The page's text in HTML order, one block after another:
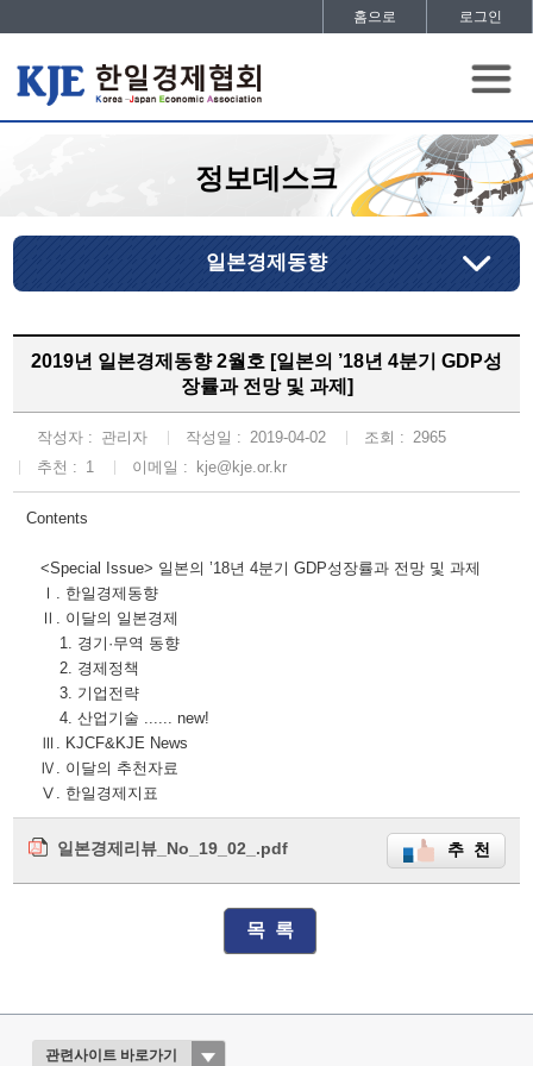
홈으로 로그인
정보데스크
일본경제동향
2019년 일본경제동향 2월호 [일본의 ’18년 4분기 GDP성
장률과 전망 및 과제]
작성자 : 관리자 작성일 : 2019-04-02 조회 : 2965
추천 : 1 이메일 : kje@kje.or.kr
Contents
<Special Issue> 일본의 ’18년 4분기 GDP성장률과 전망 및 과제
Ⅰ. 한일경제동향
Ⅱ. 이달의 일본경제
1. 경기·무역 동향
2. 경제정책
3. 기업전략
4. 산업기술 ...... new!
Ⅲ. KJCF&KJE News
Ⅳ. 이달의 추천자료
Ⅴ. 한일경제지표
일본경제리뷰_No_19_02_.pdf 추 천
목 록